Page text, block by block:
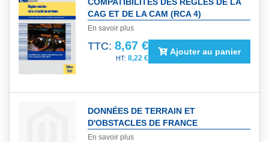
CAG ET DE LA CAM (RCA 4)
En savoir plus
TTC: 8,67 €
8,22 €
Ajouter au panier
DONNÉES DE TERRAIN ET
D'OBSTACLES DE FRANCE
En savoir plus